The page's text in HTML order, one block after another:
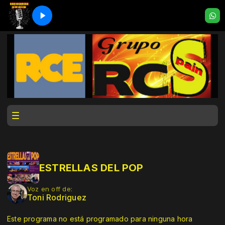
ESTRELLAS DEL POP
Voz en off de:
Toni Rodriguez
Este programa no está programado para ninguna hora